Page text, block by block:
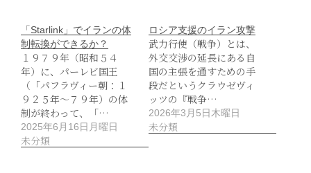
「Starlink」でイランの体
制転換ができるか？
１９７９年（昭和５４
年）に、パーレビ国王
（「パフラヴィー朝：１
９２５年～７９年）の体
制が終わって、「…
2025年6月16日月曜日
未分類
ロシア支援のイラン攻撃
武力行使（戦争）とは、
外交交渉の延長にある自
国の主張を通すための手
段だというクラウゼヴィ
ッツの『戦争…
2026年3月5日木曜日
未分類